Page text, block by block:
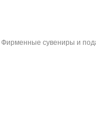
Фирменные сувениры и